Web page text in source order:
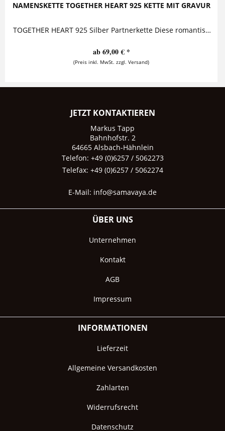
NAMENSKETTE TOGETHER HEART 925 KETTE MIT GRAVUR
TOGETHER HEART 925 Silber Partnerkette Diese romantische Namenskette ist ein außergewöhnliches Geschenk für die Liebste. Auf dem goldenen...
ab 69,00 € *
(Preis inkl. MwSt. zzgl. Versand)
JETZT KONTAKTIEREN
Markus Tapp
Bahnhofstr. 2
64665 Alsbach-Hähnlein
Telefon: +49 (0)6257 / 5062273
Telefax: +49 (0)6257 / 5062274
E-Mail: info@samavaya.de
ÜBER UNS
Unternehmen
Kontakt
AGB
Impressum
INFORMATIONEN
Lieferzeit
Allgemeine Versandkosten
Zahlarten
Widerrufsrecht
Datenschutz